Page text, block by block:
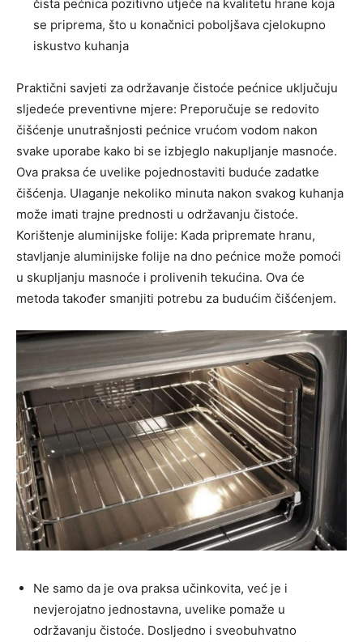
čista pećnica pozitivno utječe na kvalitetu hrane koja
se priprema, što u konačnici poboljšava cjelokupno
iskustvo kuhanja
Praktični savjeti za održavanje čistoće pećnice uključuju
sljedeće preventivne mjere: Preporučuje se redovito
čišćenje unutrašnjosti pećnice vrućom vodom nakon
svake uporabe kako bi se izbjeglo nakupljanje masnoće.
Ova praksa će uvelike pojednostaviti buduće zadatke
čišćenja. Ulaganje nekoliko minuta nakon svakog kuhanja
može imati trajne prednosti u održavanju čistoće.
Korištenje aluminijske folije: Kada pripremate hranu,
stavljanje aluminijske folije na dno pećnice može pomoći
u skupljanju masnoće i prolivenih tekućina. Ova će
metoda također smanjiti potrebu za budućim čišćenjem.
Ne samo da je ova praksa učinkovita, već je i
nevjerojatno jednostavna, uvelike pomaže u
održavanju čistoće. Dosljedno i sveobuhvatno